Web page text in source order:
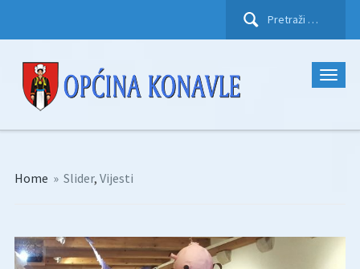
Pretraži:
Home » Slider, Vijesti